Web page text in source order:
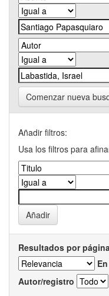
Comenzar nueva
Añadir filtros:
Usa los filtros para
Resultados por
Autor/registro